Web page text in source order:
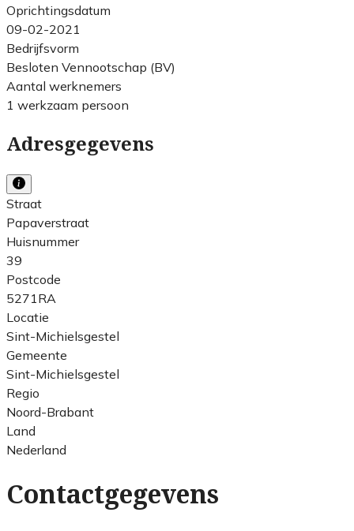
Oprichtingsdatum
09-02-2021
Bedrijfsvorm
Besloten Vennootschap (BV)
Aantal werknemers
1 werkzaam persoon
Adresgegevens
Straat
Papaverstraat
Huisnummer
39
Postcode
5271RA
Locatie
Sint-Michielsgestel
Gemeente
Sint-Michielsgestel
Regio
Noord-Brabant
Land
Nederland
Contactgegevens